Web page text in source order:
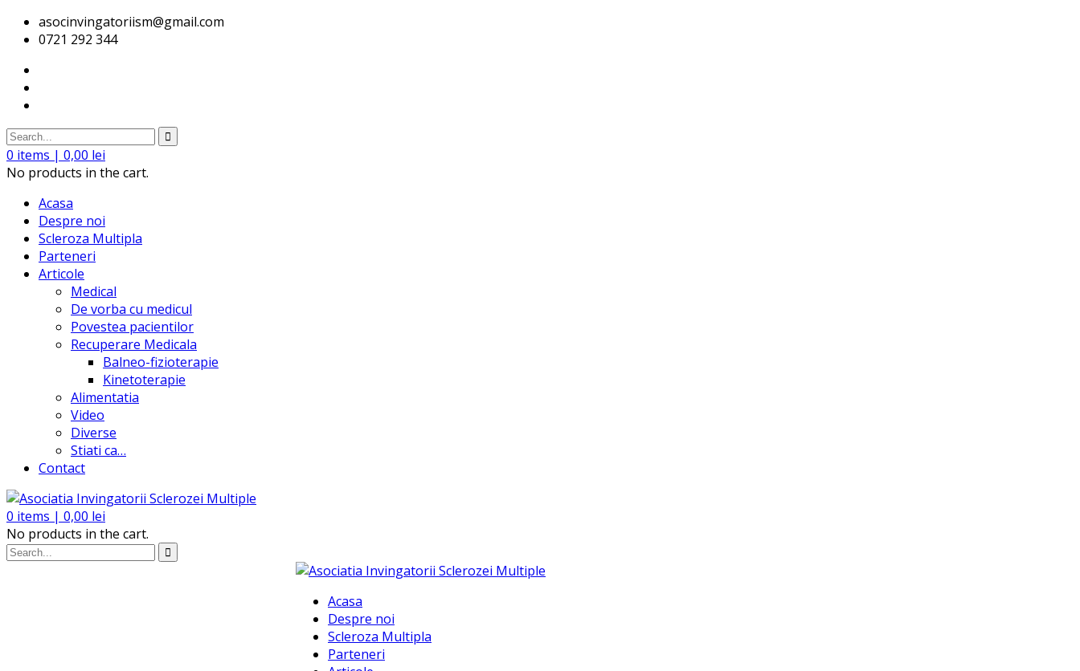
asocinvingatoriism@gmail.com
0721 292 344
0 items | 0,00 lei
No products in the cart.
Acasa
Despre noi
Scleroza Multipla
Parteneri
Articole
Medical
De vorba cu medicul
Povestea pacientilor
Recuperare Medicala
Balneo-fizioterapie
Kinetoterapie
Alimentatia
Video
Diverse
Stiati ca…
Contact
0 items | 0,00 lei
No products in the cart.
Acasa
Despre noi
Scleroza Multipla
Parteneri